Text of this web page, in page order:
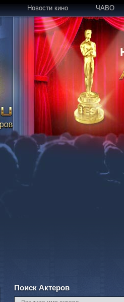
Новости кино ЧАВО
Поиск Актеров